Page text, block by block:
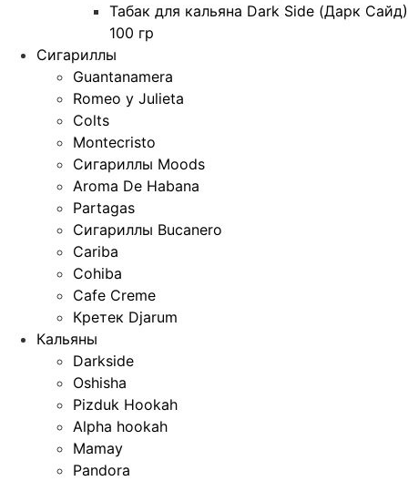
Табак для кальяна Dark Side (Дарк Сайд)
100 гр
Сигариллы
Guantanamera
Romeo y Julieta
Colts
Montecristo
Сигариллы Moods
Aroma De Habana
Partagas
Сигариллы Bucanero
Cariba
Cohiba
Cafe Creme
Кретек Djarum
Кальяны
Darkside
Oshisha
Pizduk Hookah
Alpha hookah
Mamay
Pandora